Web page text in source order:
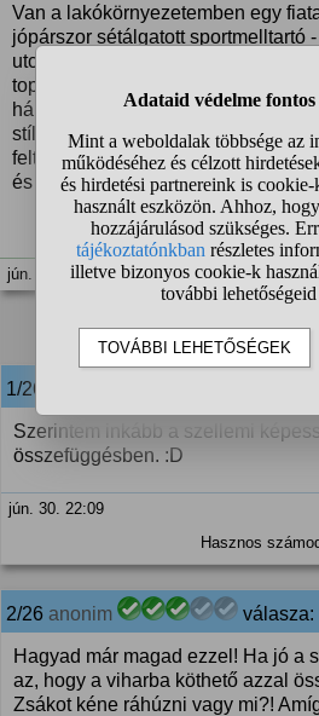
Van a lakókörnyezetemben egy
jópárszor sétálgatott sportmelltartó
utcán, sokszor a barátjával együtt.
topp/melltartó valamiben volt
háromszög alakú anyagdarab
stílusa, és nem szégyenlős vagy
feltétlenül hűséges? Mennyire
és a párkapcsolati hűség között?
#párkapcsolat #öltözködés
jún. 30. 22:06
1 2 3
1/26
Szerintem inkább a szellemi
összefüggésben. :D
jún. 30. 22:09
Hasznos
2/26 anonim válasza:
Hagyad már magad ezzel! Ha jó a
az, hogy a viharba köthető azzal
Zsákot kéne ráhúzni vagy mi?!